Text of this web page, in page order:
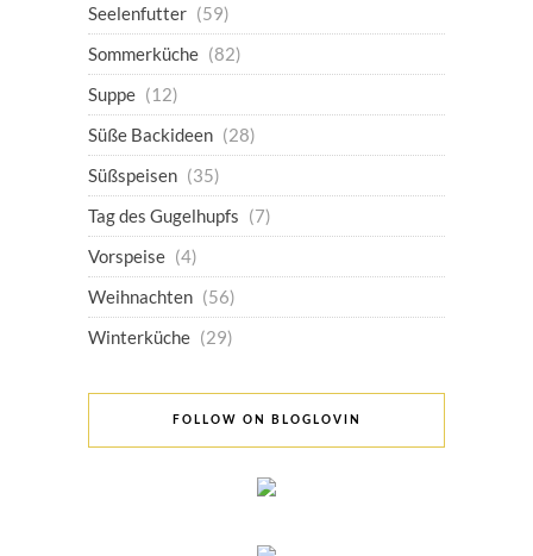
Seelenfutter (59)
Sommerküche (82)
Suppe (12)
Süße Backideen (28)
Süßspeisen (35)
Tag des Gugelhupfs (7)
Vorspeise (4)
Weihnachten (56)
Winterküche (29)
FOLLOW ON BLOGLOVIN